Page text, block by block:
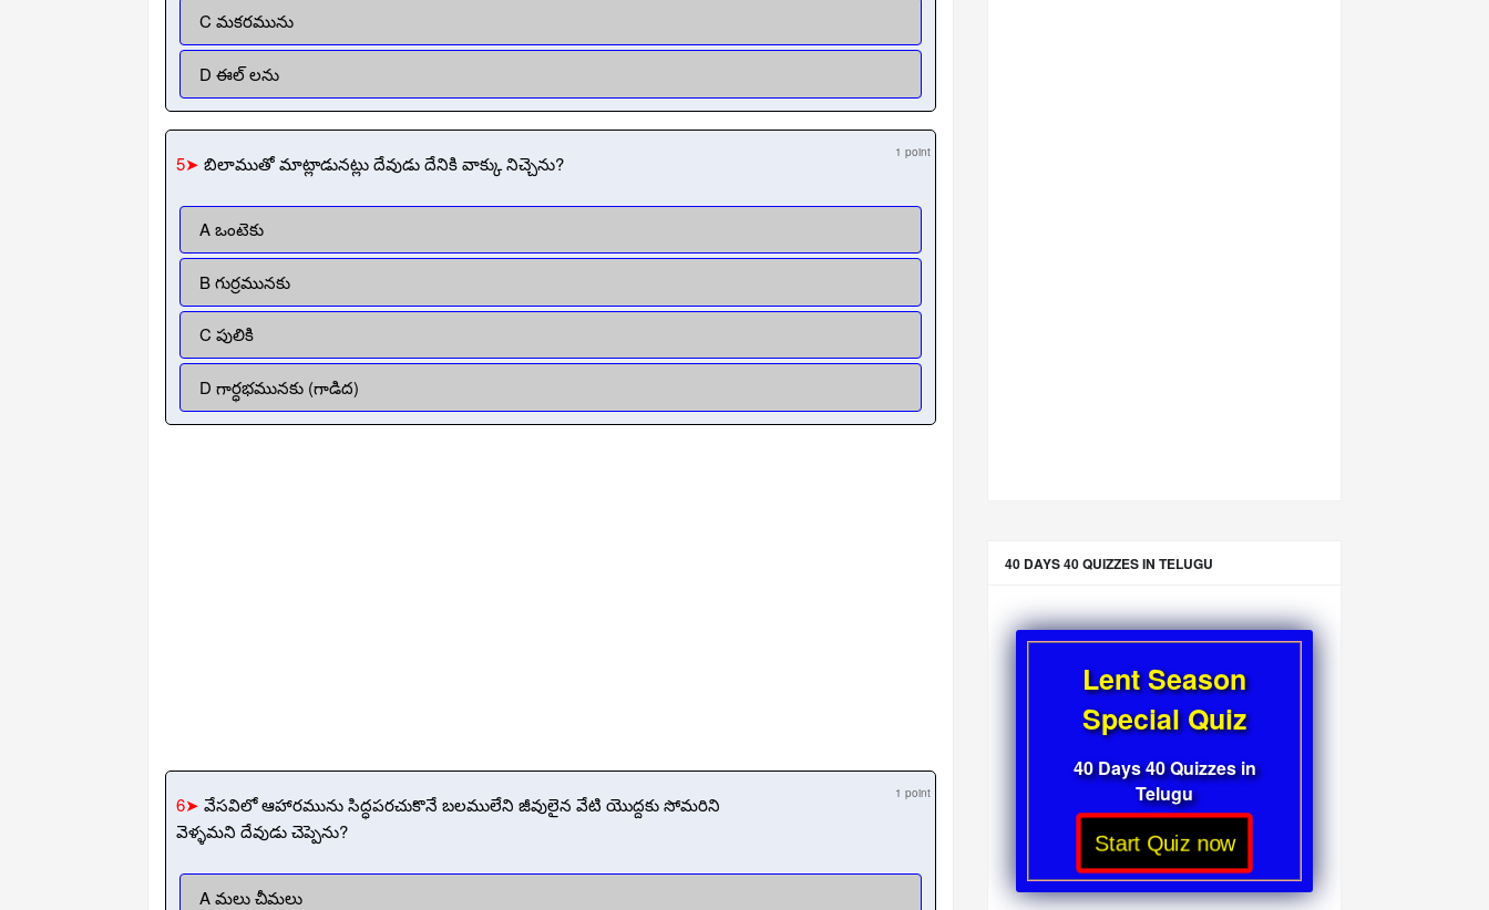
C మకరమును
D ఈల్ లను
5➤ బిలాముతో మాట్లాడునట్లు దేవుడు దేనికి వాక్కు నిచ్చెను? 1 point
A ఒంటెకు
B గుర్రమునకు
C పులికి
D గార్ధభమునకు (గాడిద)
6➤ వేసవిలో ఆహారమును సిద్ధపరచుకొనే బలములేని జీవులైన వేటి యొద్దకు సోమరిని
వెళ్ళమని దేవుడు చెప్పెను?
1 point
A మలు చీమలు
40 DAYS 40 QUIZZES IN TELUGU
Lent Season
Special Quiz
40 Days 40 Quizzes in
Telugu
Start Quiz now